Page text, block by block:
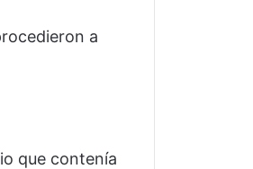
a
que contenía